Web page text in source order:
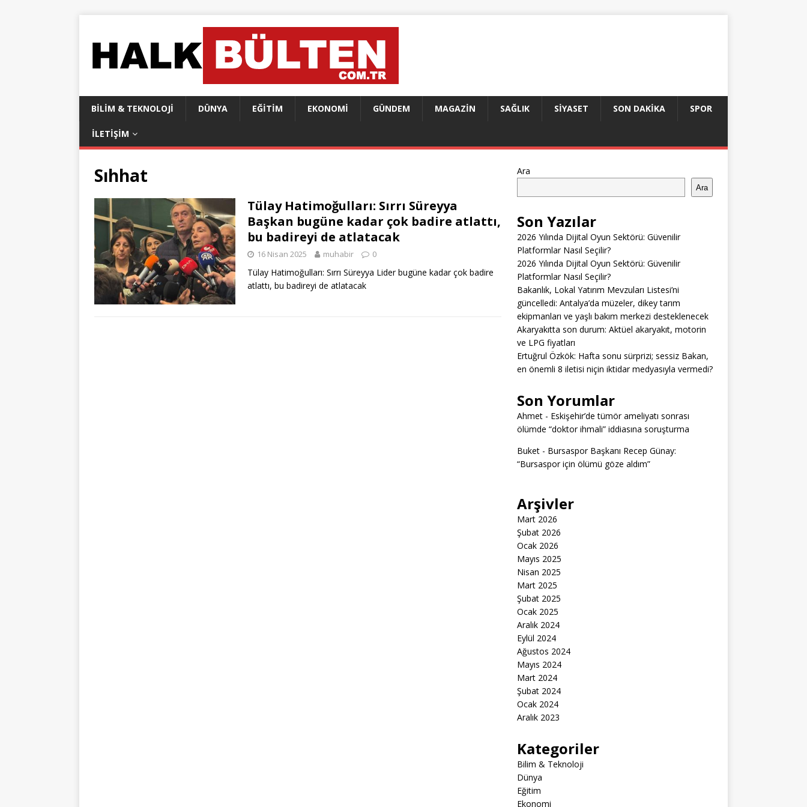
BILIM & TEKNOLOJI DÜNYA EĞITIM EKONOMI GÜNDEM MAGAZIN SAĞLIK SIYASET SON DAKIKA SPOR
İLETIŞIM
Sıhhat
Tülay Hatimoğulları: Sırrı Süreyya
Başkan bugüne kadar çok badire atlattı,
bu badireyi de atlatacak
16 Nisan 2025 muhabir 0
Tülay Hatimoğulları: Sırrı Süreyya Lider bugüne kadar çok badire
atlattı, bu badireyi de atlatacak
Ara
Ara
Son Yazılar
2026 Yılında Dijital Oyun Sektörü: Güvenilir
Platformlar Nasıl Seçilir?
2026 Yılında Dijital Oyun Sektörü: Güvenilir
Platformlar Nasıl Seçilir?
Bakanlık, Lokal Yatırım Mevzuları Listesi’ni
güncelledi: Antalya’da müzeler, dikey tarım
ekipmanları ve yaşlı bakım merkezi desteklenecek
Akaryakıtta son durum: Aktüel akaryakıt, motorin
ve LPG fiyatları
Ertuğrul Özkök: Hafta sonu sürprizi; sessiz Bakan,
en önemli 8 iletisi niçin iktidar medyasıyla vermedi?
Son Yorumlar
Ahmet- Eskişehir’de tümör ameliyatı sonrası
ölümde “doktor ihmali” iddiasına soruşturma
Buket- Bursaspor Başkanı Recep Günay:
“Bursaspor için ölümü göze aldım”
Arşivler
Mart 2026
Şubat 2026
Ocak 2026
Mayıs 2025
Nisan 2025
Mart 2025
Şubat 2025
Ocak 2025
Aralık 2024
Eylül 2024
Ağustos 2024
Mayıs 2024
Mart 2024
Şubat 2024
Ocak 2024
Aralık 2023
Kategoriler
Bilim & Teknoloji
Dünya
Eğitim
Ekonomi